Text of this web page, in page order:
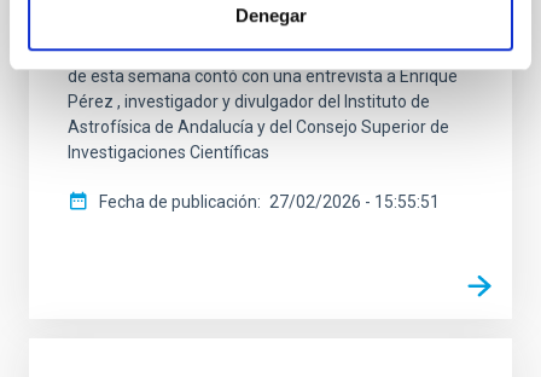
Denegar
profesionales del centro y rendir homenaje a la visión
de Francisco Sánchez , fundador del IAC. El programa
de esta semana contó con una entrevista a Enrique
Pérez , investigador y divulgador del Instituto de
Astrofísica de Andalucía y del Consejo Superior de
Investigaciones Científicas
Fecha de publicación 27/02/2026 - 15:55:51